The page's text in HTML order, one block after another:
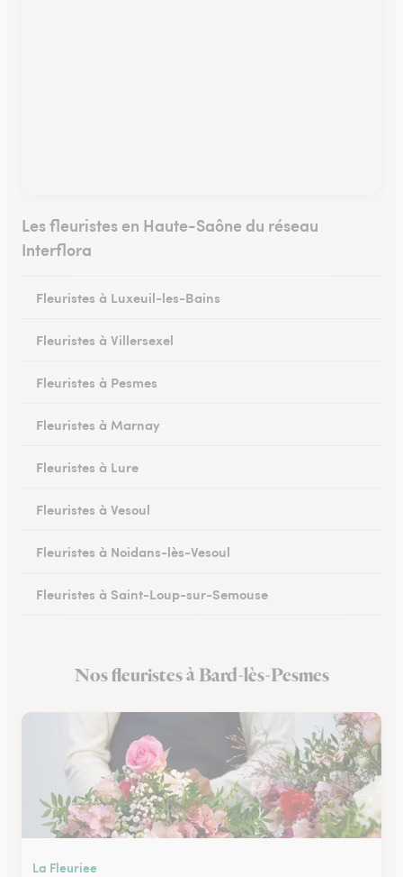
Les fleuristes en Haute-Saône du réseau
Interflora
Fleuristes à Luxeuil-les-Bains
Fleuristes à Villersexel
Fleuristes à Pesmes
Fleuristes à Marnay
Fleuristes à Lure
Fleuristes à Vesoul
Fleuristes à Noidans-lès-Vesoul
Fleuristes à Saint-Loup-sur-Semouse
Fleuristes à Scey-sur-Saône-et-Saint-Albin
Nos fleuristes à Bard-lès-Pesmes
La Fleuriee